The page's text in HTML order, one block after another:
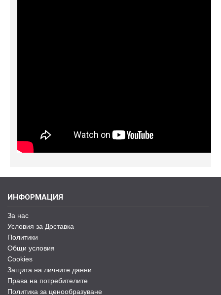
ИНФОРМАЦИЯ
За нас
Условия за Доставка
Политики
Общи условия
Cookies
Защита на личните данни
Права на потребителите
Политика за ценообразуване